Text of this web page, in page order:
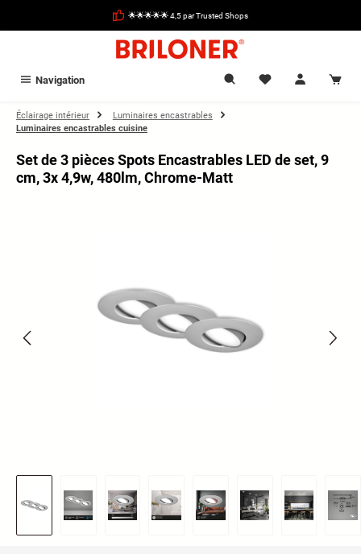
🌟🌟🌟🌟🌟 4,5 par Trusted Shops
Navigation
Éclairage intérieur
Luminaires encastrables
Luminaires encastrables cuisine
Set de 3 pièces Spots Encastrables LED de set, 9
cm, 3x 4,9w, 480lm, Chrome-Matt